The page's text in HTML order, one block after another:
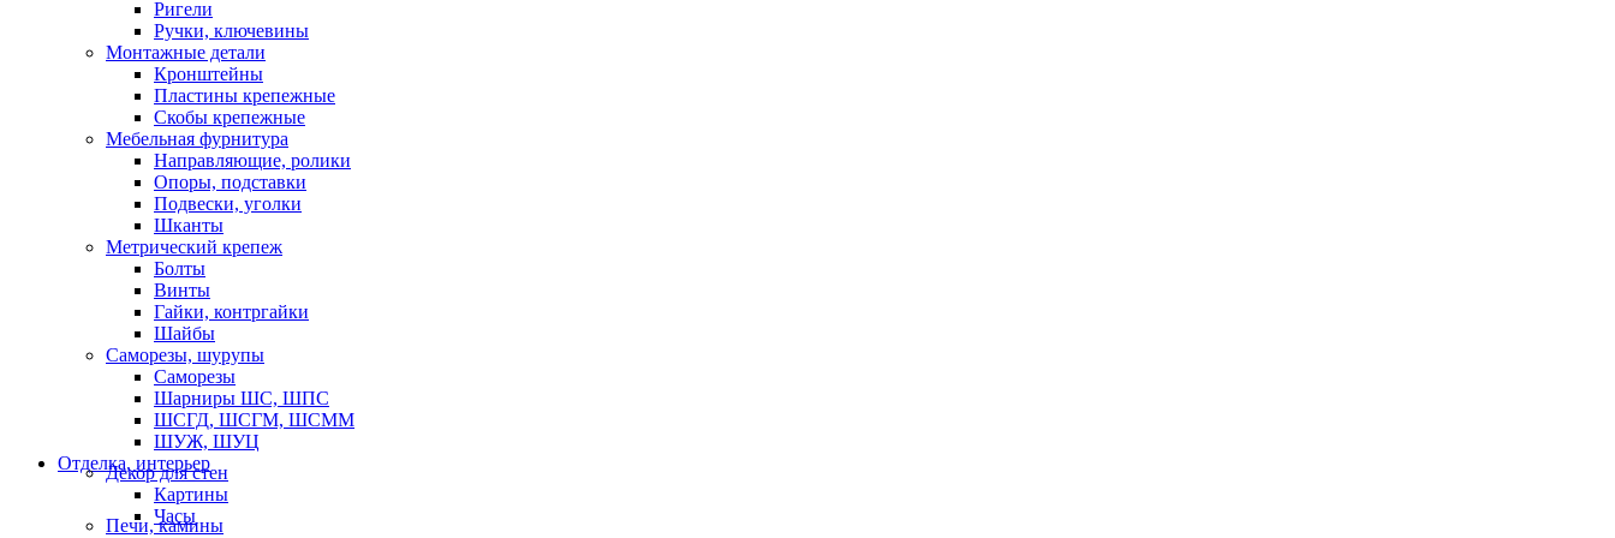
Ригели
Ручки, ключевины
Монтажные детали
Кронштейны
Пластины крепежные
Скобы крепежные
Мебельная фурнитура
Направляющие, ролики
Опоры, подставки
Подвески, уголки
Шканты
Метрический крепеж
Болты
Винты
Гайки, контргайки
Шайбы
Саморезы, шурупы
Саморезы
Шарниры ШС, ШПС
ШСГД, ШСГМ, ШСММ
ШУЖ, ШУЦ
Отделка, интерьер
Декор для стен
Картины
Часы
Печи, камины